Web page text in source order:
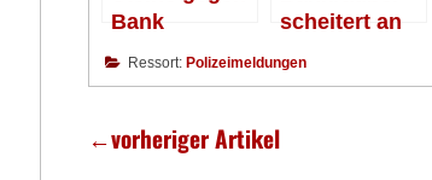
Bank
scheitert an
Ressort: Polizeimeldungen
←vorheriger Artikel